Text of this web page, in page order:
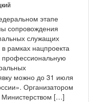
этапе
сопровождения
служащих
рамках нацпроекта
можно до 31 июля
Организатором
Министерством […]